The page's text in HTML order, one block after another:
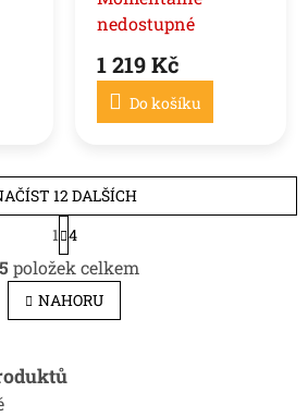
nedostupné
1 219 Kč
Do košíku
O
v
l
á
c
12 DALŠÍCH
S
t
r
á
n
k
á
n
1 4
položek celkem
NAHORU